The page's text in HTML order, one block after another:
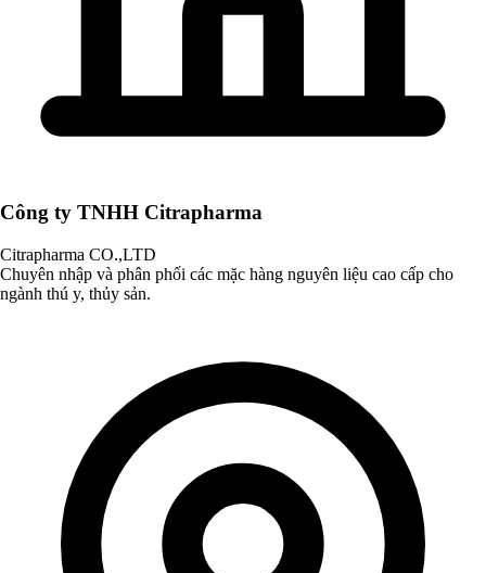
Công ty TNHH Citrapharma
Citrapharma CO.,LTD
Chuyên nhập và phân phối các mặc hàng nguyên liệu cao cấp cho
ngành thú y, thủy sản.